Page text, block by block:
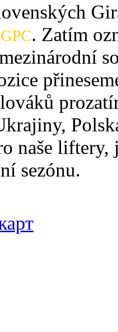
. Zatím
naše liftery,
sezónu.